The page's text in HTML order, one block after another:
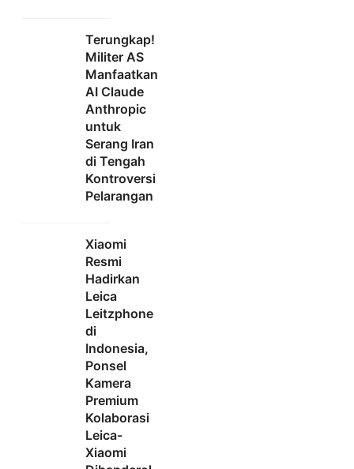
Terungkap!
Militer AS
Manfaatkan
AI Claude
Anthropic
untuk
Serang Iran
di Tengah
Kontroversi
Pelarangan
Xiaomi
Resmi
Hadirkan
Leica
Leitzphone
di
Indonesia,
Ponsel
Kamera
Premium
Kolaborasi
Leica-
Xiaomi